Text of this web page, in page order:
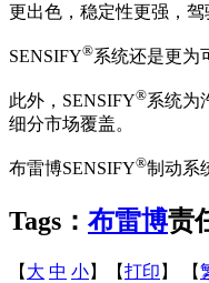
更出色，稳定性更强，驾
SENSIFY®系统还是更为
此外，SENSIFY®系统为
细分市场覆盖。
布雷博SENSIFY®制动系
Tags： 布雷博责
【 大 中 小】【打印 】 【